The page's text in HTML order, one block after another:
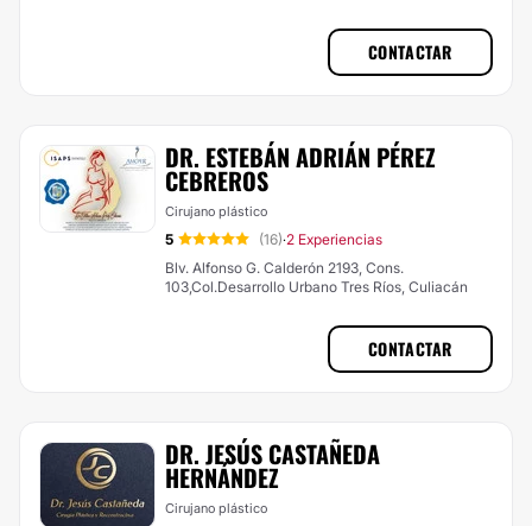
CONTACTAR
DR. ESTEBÁN ADRIÁN PÉREZ
CEBREROS
Cirujano plástico
5 (16)·2 Experiencias
Blv. Alfonso G. Calderón 2193, Cons.
103,Col.Desarrollo Urbano Tres Ríos, Culiacán
CONTACTAR
DR. JESÚS CASTAÑEDA
HERNÁNDEZ
Cirujano plástico